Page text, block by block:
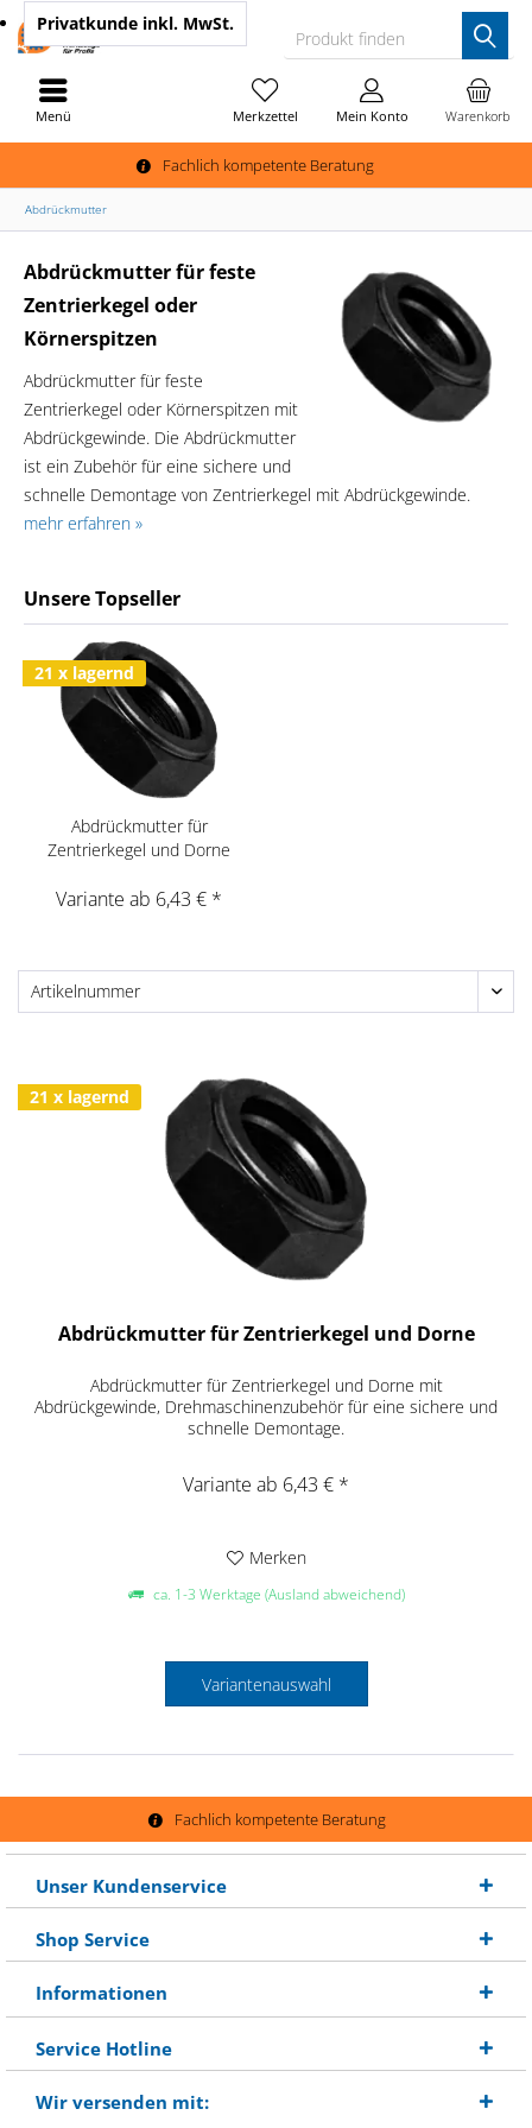
Fachlich kompetente Beratung
Produkt finden
Warenkorb
Merkzettel Mein Konto
Privatkunde inkl. MwSt.
Menü
Abdrückmutter
Abdrückmutter für feste
Zentrierkegel oder
Körnerspitzen
Abdrückmutter für feste
Zentrierkegel oder Körnerspitzen mit
Abdrückgewinde. Die Abdrückmutter
ist ein Zubehör für eine sichere und
schnelle Demontage von Zentrierkegel mit Abdrückgewinde.
mehr erfahren »
Unsere Topseller
21 x lagernd
Abdrückmutter für
Zentrierkegel und Dorne
Variante ab 6,43 € *
21 x lagernd
Abdrückmutter für Zentrierkegel und Dorne
Abdrückmutter für Zentrierkegel und Dorne mit
Abdrückgewinde, Drehmaschinenzubehör für eine sichere und
schnelle Demontage.
Variante ab 6,43 € *
Merken
ca. 1-3 Werktage (Ausland abweichend)
Variantenauswahl
Fachlich kompetente Beratung
Unser Kundenservice
Shop Service
Informationen
Service Hotline
Wir versenden mit: